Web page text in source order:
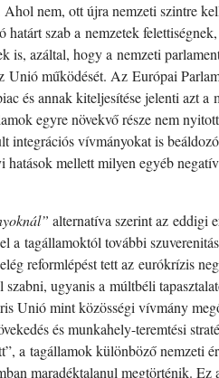
Ahol nem, ott újra nemzeti szintre
határt szab a nemzetek
is, azáltal, hogy a nemzeti
Unió működését. Az Európai
és annak kiteljesítése jelenti azt
egyre növekvő része nem
integrációs vívmányokat is
hatások mellett milyen egyéb
alternatíva szerint az eddigi
a tagállamoktól további
reformlépést tett az eurókrízis
ugyanis a múltbéli
Unió mint közösségi vívmány
és munkahely-teremtési
a tagállamok különböző nemzeti
maradéktalanul megtörténik.